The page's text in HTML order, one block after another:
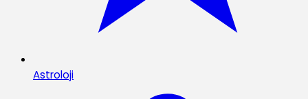
Astroloji